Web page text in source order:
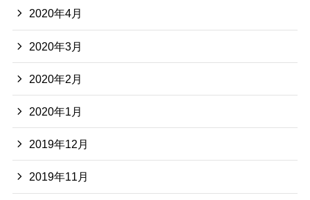
2020年4月
2020年3月
2020年2月
2020年1月
2019年12月
2019年11月